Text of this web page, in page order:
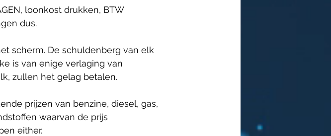
loonkost drukken, BTW
dus.
scherm. De schuldenberg van elk
is van enige verlaging van
zullen het gelag betalen.
prijzen van benzine, diesel, gas,
waarvan de prijs
either.